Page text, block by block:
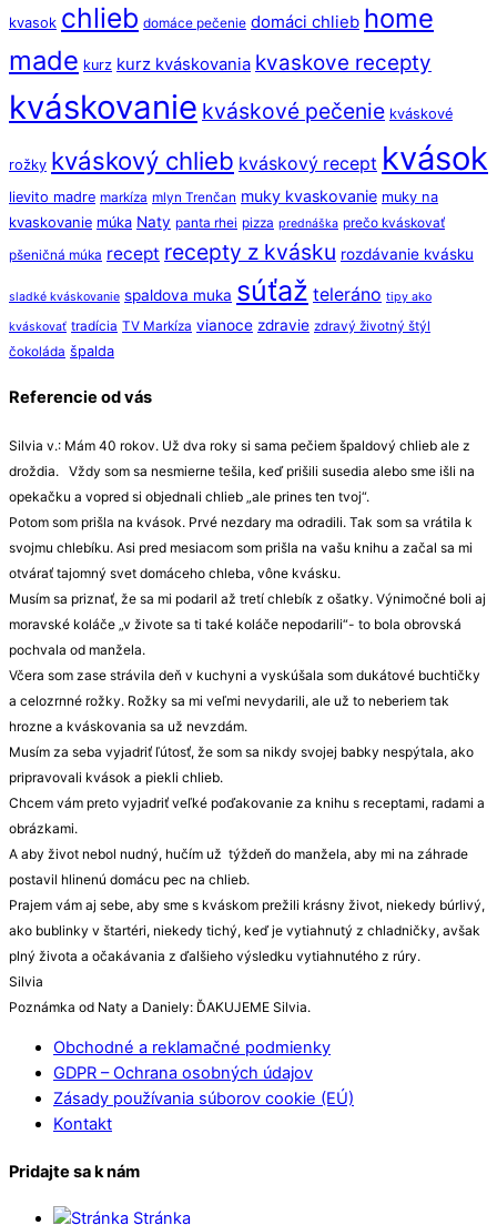
kvasok chlieb domáce pečenie domáci chlieb home
made kurz kurz kváskovania kvaskove recepty
kváskovanie kváskové pečenie kváskové
rožky kváskový chlieb kváskový recept kvások
lievito madre markíza mlyn Trenčan muky kvaskovanie muky na
kvaskovanie múka Naty panta rhei pizza prednáška prečo kváskovať
pšeničná múka recept recepty z kvásku rozdávanie kvásku
sladké kváskovanie spaldova muka súťaž teleráno tipy ako
kváskovať tradícia TV Markíza vianoce zdravie zdravý životný štýl
čokoláda špalda
Referencie od vás
Silvia v.: Mám 40 rokov. Už dva roky si sama pečiem špaldový chlieb ale z
droždia. Vždy som sa nesmierne tešila, keď prišili susedia alebo sme išli na
opekačku a vopred si objednali chlieb „ale prines ten tvoj“.
Potom som prišla na kvások. Prvé nezdary ma odradili. Tak som sa vrátila k
svojmu chlebíku. Asi pred mesiacom som prišla na vašu knihu a začal sa mi
otvárať tajomný svet domáceho chleba, vône kvásku.
Musím sa priznať, že sa mi podaril až tretí chlebík z ošatky. Výnimočné boli aj
moravské koláče „v živote sa ti také koláče nepodarili“- to bola obrovská
pochvala od manžela.
Včera som zase strávila deň v kuchyni a vyskúšala som dukátové buchtičky
a celozrnné rožky. Rožky sa mi veľmi nevydarili, ale už to neberiem tak
hrozne a kváskovania sa už nevzdám.
Musím za seba vyjadriť ľútosť, že som sa nikdy svojej babky nespýtala, ako
pripravovali kvások a piekli chlieb.
Chcem vám preto vyjadriť veľké poďakovanie za knihu s receptami, radami a
obrázkami.
A aby život nebol nudný, hučím už týždeň do manžela, aby mi na záhrade
postavil hlinenú domácu pec na chlieb.
Prajem vám aj sebe, aby sme s kváskom prežili krásny život, niekedy búrlivý,
ako bublinky v štartéri, niekedy tichý, keď je vytiahnutý z chladničky, avšak
plný života a očakávania z ďalšieho výsledku vytiahnutého z rúry.
Silvia
Poznámka od Naty a Daniely: ĎAKUJEME Silvia.
Obchodné a reklamačné podmienky
GDPR – Ochrana osobných údajov
Zásady používania súborov cookie (EÚ)
Kontakt
Pridajte sa k nám
Stránka